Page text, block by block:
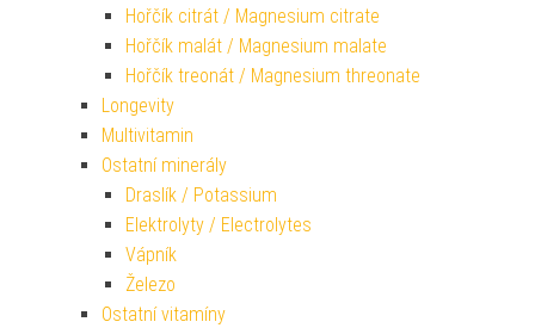
Hořčík citrát / Magnesium citrate
Hořčík malát / Magnesium malate
Hořčík treonát / Magnesium threonate
Longevity
Multivitamin
Ostatní minerály
Draslík / Potassium
Elektrolyty / Electrolytes
Vápník
Železo
Ostatní vitamíny